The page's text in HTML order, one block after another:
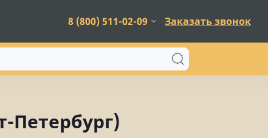
8 (800) 511-02-09 Заказать звонок
Петербург)